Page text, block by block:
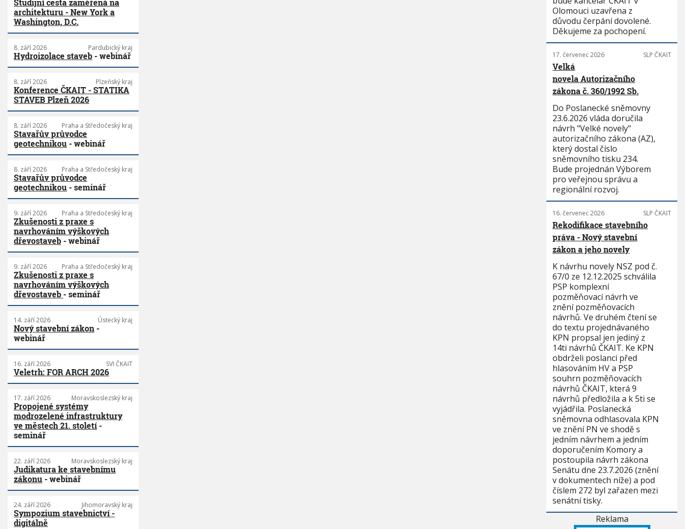
Studijní cesta zaměřená na
architekturu - New York a
Washington, D.C.
8. září 2026 Pardubický kraj
Hydroizolace staveb - webinář
8. září 2026 Plzeňský kraj
Konference ČKAIT - STATIKA
STAVEB Plzeň 2026
8. září 2026 Praha a Středočeský kraj
Stavařův průvodce
geotechnikou - webinář
8. září 2026 Praha a Středočeský kraj
Stavařův průvodce
geotechnikou - seminář
9. září 2026 Praha a Středočeský kraj
Zkušenosti z praxe s
navrhováním výškových
dřevostaveb - webinář
9. září 2026 Praha a Středočeský kraj
Zkušenosti z praxe s
navrhováním výškových
dřevostaveb - seminář
14. září 2026 Ústecký kraj
Nový stavební zákon -
webinář
16. září 2026 SVI ČKAIT
Veletrh: FOR ARCH 2026
17. září 2026 Moravskoslezský kraj
Propojené systémy
modrozelené infrastruktury
ve městech 21. století-
seminář
22. září 2026 Moravskoslezský kraj
Judikatura ke stavebnímu
zákonu - webinář
24. září 2026 Jihomoravský kraj
Sympozium stavebnictví -
digitálně
Olomouci uzavřena z
důvodu čerpání dovolené.
Děkujeme za pochopení.
17. červenec 2026 SLP ČKAIT
Velká
novela Autorizačního
zákona č. 360/1992 Sb.
Do Poslanecké sněmovny
23.6.2026 vláda doručila
návrh "Velké novely"
autorizačního zákona (AZ),
který dostal číslo
sněmovního tisku 234.
Bude projednán Výborem
pro veřejnou správu a
regionální rozvoj.
16. červenec 2026 SLP ČKAIT
Rekodifikace stavebního
práva - Nový stavební
zákon a jeho novely
K návrhu novely NSZ pod č.
67/0 ze 12.12.2025 schválila
PSP komplexní
pozměňovací návrh ve
znění pozměňovacích
návrhů. Ve druhém čtení se
do textu projednávaného
KPN propsal jen jediný z
14ti návrhů ČKAIT. Ke KPN
obdrželi poslanci před
hlasováním HV a PSP
souhrn pozměňovacích
návrhů ČKAIT, která 9
návrhů předložila a k 5ti se
vyjádřila. Poslanecká
sněmovna odhlasovala KPN
ve znění PN ve shodě s
jedním návrhem a jedním
doporučením Komory a
postoupila návrh zákona
Senátu dne 23.7.2026 (znění
v dokumentech níže) a pod
číslem 272 byl zařazen mezi
senátní tisky.
Reklama